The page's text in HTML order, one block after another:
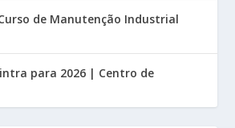
de Manutenção Industrial
para 2026 | Centro de